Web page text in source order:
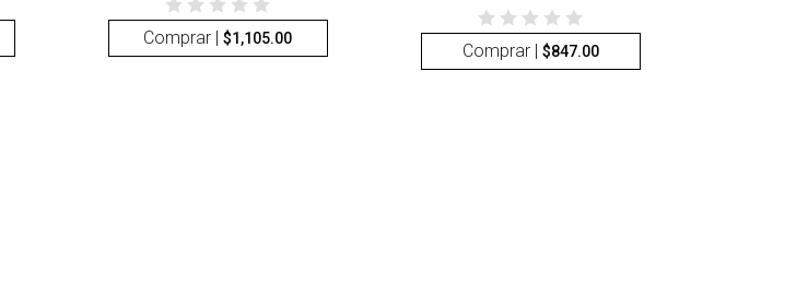
Comprar |$1,105.00
Comprar | $847.00